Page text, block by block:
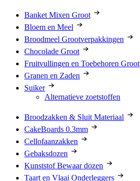
Banket Mixen Groot
Bloem en Meel
Broodmeel Grootverpakkingen
Chocolade Groot
Fruitvullingen en Toebehoren Groot
Granen en Zaden
Suiker
Alternatieve zoetstoffen
Broodzakken & Sluit Materiaal
CakeBoards 0.3mm
Cellofaanzakken
Gebaksdozen
Kunststof Bewaar dozen
Taart en Vlaai Onderleggers